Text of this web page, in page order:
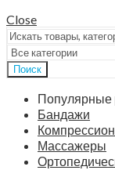
Close
Поиск
Популярные
Бандажи
Массажеры